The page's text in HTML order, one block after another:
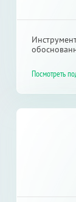
Посмотреть